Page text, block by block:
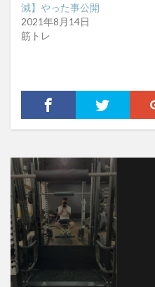
減】やった事公開
2021年8月14日
筋トレ